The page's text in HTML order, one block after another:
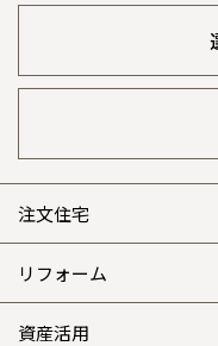
注文住宅
注文住宅 トップ
グレートステージ
リフォーム
リフォーム トップ
資産活用